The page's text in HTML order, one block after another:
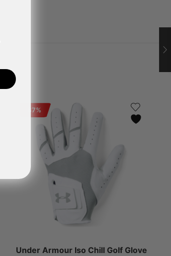
87%
Under Armour Iso Chill Golf Glove